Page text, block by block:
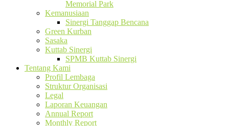
Memorial Park
Kemanusiaan
Sinergi Tanggap Bencana
Green Kurban
Sasaka
Kuttab Sinergi
SPMB Kuttab Sinergi
Tentang Kami
Profil Lembaga
Struktur Organisasi
Legal
Laporan Keuangan
Annual Report
Monthly Report